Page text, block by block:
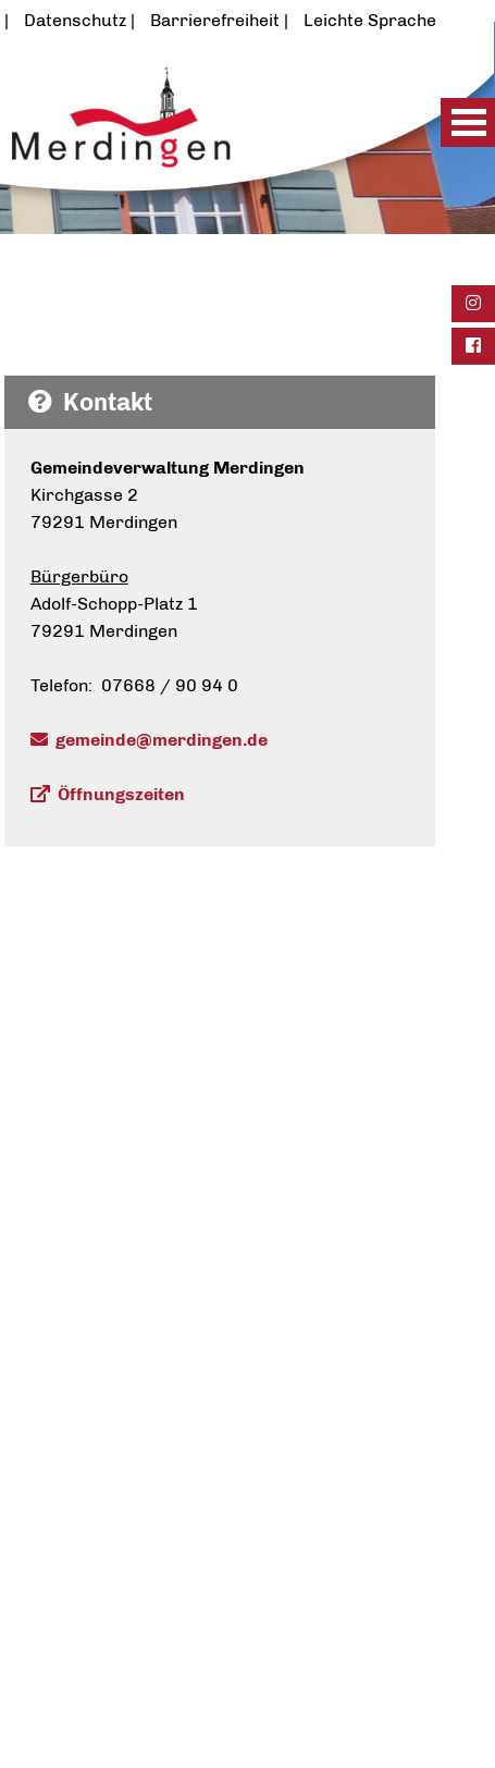
Datenschutz Barrierefreiheit Leichte Sprache
Kontakt
Gemeindeverwaltung Merdingen
Kirchgasse 2
79291 Merdingen
Bürgerbüro
Adolf-Schopp-Platz 1
79291 Merdingen
Telefon: 07668 / 90 94 0
gemeinde@merdingen.de
Öffnungszeiten